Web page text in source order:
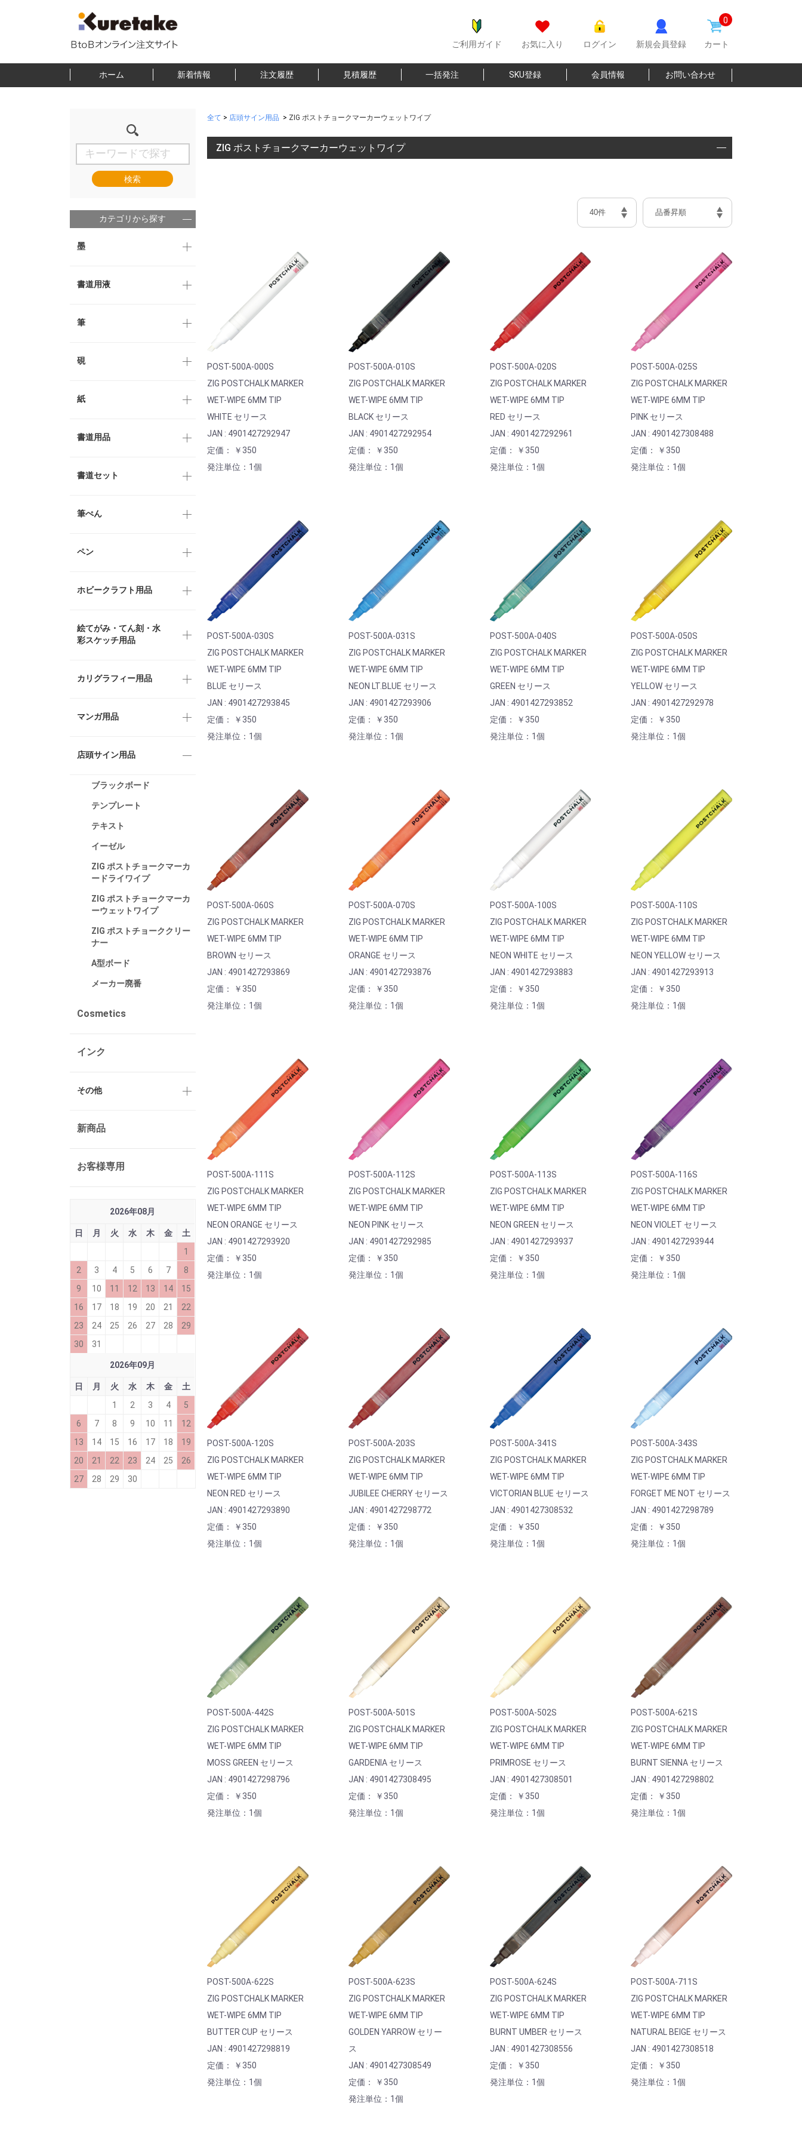
ご利用ガイド お気に入り ログイン 新規会員登録
0
カート
ホーム 新着情報 注文履歴 見積履歴 一括発注 SKU登録 会員情報 お問い合わせ
検索
カテゴリから探す
墨
書道用液
筆
硯
紙
書道用品
書道セット
筆ぺん
ペン
ホビークラフト用品
絵てがみ・てん刻・水
彩スケッチ用品
カリグラフィー用品
マンガ用品
店頭サイン用品
ブラックボード
テンプレート
テキスト
イーゼル
ZIG ポストチョークマーカ
ードライワイプ
ZIG ポストチョークマーカ
ーウェットワイプ
ZIG ポストチョーククリー
ナー
A型ボード
メーカー廃番
Cosmetics
インク
その他
新商品
お客様専用
2026年08月
日 月 火 水 木 金
土
1
2
3 4 5 6 7
8
9
10 11 12 13 14
15
16
17 18 19 20 21
22
23
24 25 26 27 28
29
30
31
2026年09月
日 月 火 水 木 金
土
1
2 3 4
5
6
7 8 9 10 11
12
13
14 15 16 17 18
19
20
21 22 23 24 25
26
27
28 29 30
全て > 店頭サイン用品 > ZIG ポストチョークマーカーウェットワイプ
ZIG ポストチョークマーカーウェットワイプ
POST-500A-000S
ZIG POSTCHALK MARKER
WET-WIPE 6MM TIP
WHITE セリース
JAN : 4901427292947
定価： ￥350
発注単位：1個
POST-500A-010S
ZIG POSTCHALK MARKER
WET-WIPE 6MM TIP
BLACK セリース
JAN : 4901427292954
定価： ￥350
発注単位：1個
POST-500A-020S
ZIG POSTCHALK MARKER
WET-WIPE 6MM TIP
RED セリース
JAN : 4901427292961
定価： ￥350
発注単位：1個
POST-500A-025S
ZIG POSTCHALK MARKER
WET-WIPE 6MM TIP
PINK セリース
JAN : 4901427308488
定価： ￥350
発注単位：1個
POST-500A-030S
ZIG POSTCHALK MARKER
WET-WIPE 6MM TIP
BLUE セリース
JAN : 4901427293845
定価： ￥350
発注単位：1個
POST-500A-031S
ZIG POSTCHALK MARKER
WET-WIPE 6MM TIP
NEON LT.BLUE セリース
JAN : 4901427293906
定価： ￥350
発注単位：1個
POST-500A-040S
ZIG POSTCHALK MARKER
WET-WIPE 6MM TIP
GREEN セリース
JAN : 4901427293852
定価： ￥350
発注単位：1個
POST-500A-050S
ZIG POSTCHALK MARKER
WET-WIPE 6MM TIP
YELLOW セリース
JAN : 4901427292978
定価： ￥350
発注単位：1個
POST-500A-060S
ZIG POSTCHALK MARKER
WET-WIPE 6MM TIP
BROWN セリース
JAN : 4901427293869
定価： ￥350
発注単位：1個
POST-500A-070S
ZIG POSTCHALK MARKER
WET-WIPE 6MM TIP
ORANGE セリース
JAN : 4901427293876
定価： ￥350
発注単位：1個
POST-500A-100S
ZIG POSTCHALK MARKER
WET-WIPE 6MM TIP
NEON WHITE セリース
JAN : 4901427293883
定価： ￥350
発注単位：1個
POST-500A-110S
ZIG POSTCHALK MARKER
WET-WIPE 6MM TIP
NEON YELLOW セリース
JAN : 4901427293913
定価： ￥350
発注単位：1個
POST-500A-111S
ZIG POSTCHALK MARKER
WET-WIPE 6MM TIP
NEON ORANGE セリース
JAN : 4901427293920
定価： ￥350
発注単位：1個
POST-500A-112S
ZIG POSTCHALK MARKER
WET-WIPE 6MM TIP
NEON PINK セリース
JAN : 4901427292985
定価： ￥350
発注単位：1個
POST-500A-113S
ZIG POSTCHALK MARKER
WET-WIPE 6MM TIP
NEON GREEN セリース
JAN : 4901427293937
定価： ￥350
発注単位：1個
POST-500A-116S
ZIG POSTCHALK MARKER
WET-WIPE 6MM TIP
NEON VIOLET セリース
JAN : 4901427293944
定価： ￥350
発注単位：1個
POST-500A-120S
ZIG POSTCHALK MARKER
WET-WIPE 6MM TIP
NEON RED セリース
JAN : 4901427293890
定価： ￥350
発注単位：1個
POST-500A-203S
ZIG POSTCHALK MARKER
WET-WIPE 6MM TIP
JUBILEE CHERRY セリース
JAN : 4901427298772
定価： ￥350
発注単位：1個
POST-500A-341S
ZIG POSTCHALK MARKER
WET-WIPE 6MM TIP
VICTORIAN BLUE セリース
JAN : 4901427308532
定価： ￥350
発注単位：1個
POST-500A-343S
ZIG POSTCHALK MARKER
WET-WIPE 6MM TIP
FORGET ME NOT セリース
JAN : 4901427298789
定価： ￥350
発注単位：1個
POST-500A-442S
ZIG POSTCHALK MARKER
WET-WIPE 6MM TIP
MOSS GREEN セリース
JAN : 4901427298796
定価： ￥350
発注単位：1個
POST-500A-501S
ZIG POSTCHALK MARKER
WET-WIPE 6MM TIP
GARDENIA セリース
JAN : 4901427308495
定価： ￥350
発注単位：1個
POST-500A-502S
ZIG POSTCHALK MARKER
WET-WIPE 6MM TIP
PRIMROSE セリース
JAN : 4901427308501
定価： ￥350
発注単位：1個
POST-500A-621S
ZIG POSTCHALK MARKER
WET-WIPE 6MM TIP
BURNT SIENNA セリース
JAN : 4901427298802
定価： ￥350
発注単位：1個
POST-500A-622S
ZIG POSTCHALK MARKER
WET-WIPE 6MM TIP
BUTTER CUP セリース
JAN : 4901427298819
定価： ￥350
発注単位：1個
POST-500A-623S
ZIG POSTCHALK MARKER
WET-WIPE 6MM TIP
GOLDEN YARROW セリー
ス
JAN : 4901427308549
定価： ￥350
発注単位：1個
POST-500A-624S
ZIG POSTCHALK MARKER
WET-WIPE 6MM TIP
BURNT UMBER セリース
JAN : 4901427308556
定価： ￥350
発注単位：1個
POST-500A-711S
ZIG POSTCHALK MARKER
WET-WIPE 6MM TIP
NATURAL BEIGE セリース
JAN : 4901427308518
定価： ￥350
発注単位：1個